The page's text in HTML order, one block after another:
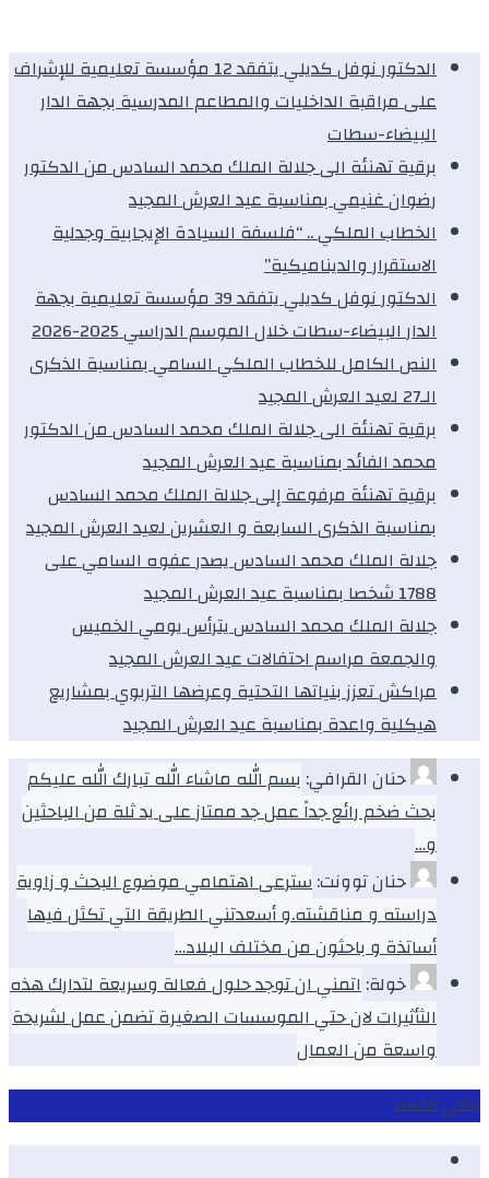
الدكتور نوفل كديلي يتفقد 12 مؤسسة تعليمية للإشراف
على مراقبة الداخليات والمطاعم المدرسية بجهة الدار
البيضاء-سطات
برقية تهنئة الى جلالة الملك محمد السادس من الدكتور
رضوان غنيمي بمناسبة عيد العرش المجيد
الخطاب الملكي .. “فلسفة السيادة الإيجابية وجدلية
الاستقرار والديناميكية”
الدكتور نوفل كديلي يتفقد 39 مؤسسة تعليمية بجهة
الدار البيضاء-سطات خلال الموسم الدراسي 2025-2026
النص الكامل للخطاب الملكي السامي بمناسبة الذكرى
الـ27 لعيد العرش المجيد
برقية تهنئة الى جلالة الملك محمد السادس من الدكتور
محمد الفائد بمناسبة عيد العرش المجيد
برقية تهنئة مرفوعة إلى جلالة الملك محمد السادس
بمناسبة الذكرى السابعة و العشرين لعيد العرش المجيد
جلالة الملك محمد السادس يصدر عفوه السامي على
1788 شخصا بمناسبة عيد العرش المجيد
جلالة الملك محمد السادس يترأس يومي الخميس
والجمعة مراسم احتفالات عيد العرش المجيد
مراكش تعزز بنياتها التحتية وعرضها التربوي بمشاريع
هيكلية واعدة بمناسبة عيد العرش المجيد
حنان القرافي: بسم الله ماشاء الله تبارك الله عليكم
بحث ضخم رائع جداً عمل جد ممتاز على يد ثلة من الباحثين
و…
حنان توونت:سترعى اهتمامي موضوع البحث و زاوية
دراسته و مناقشته.و أسعدتني الطريقة التي تكثل فيها
أساتذة و باحثون من مختلف البلاد…
خولة:اتمني ان توجد حلول فعالة وسريعة لتدارك هذه
الثأثيرات لان حتي الموسسات الصغيرة تضمن عمل لشريحة
واسعة من العمال
ابقى متصلا